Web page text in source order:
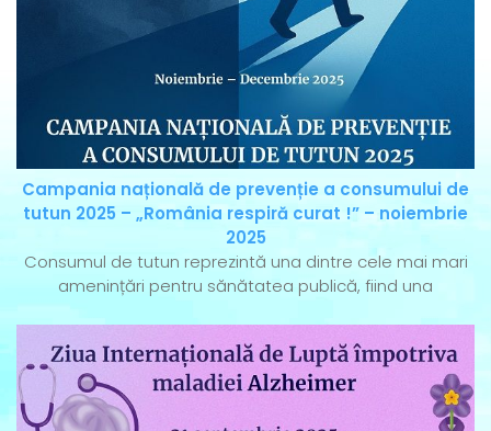
Campania națională de prevenție a consumului de
tutun 2025 – „România respiră curat !” – noiembrie
2025
Consumul de tutun reprezintă una dintre cele mai mari
amenințări pentru sănătatea publică, fiind una